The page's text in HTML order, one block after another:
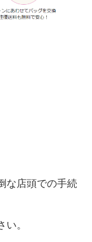
な店頭での手続
。